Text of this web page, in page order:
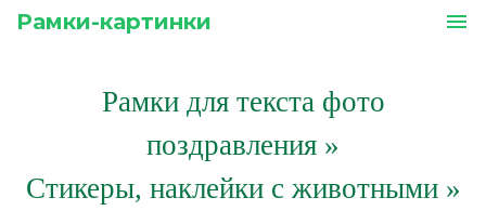
Рамки-картинки menu
Рамки для текста фото
поздравления »
Стикеры, наклейки с животными »